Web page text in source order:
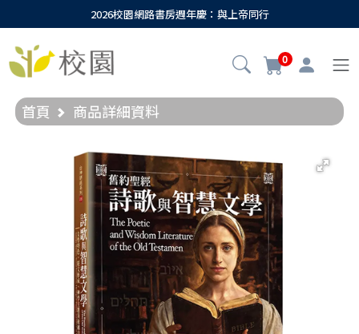
2026校園網路書房週年慶：與上帝同行
0
首頁 商品詳細資料